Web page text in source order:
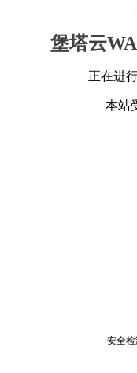
堡塔云
正在进
本站
安全